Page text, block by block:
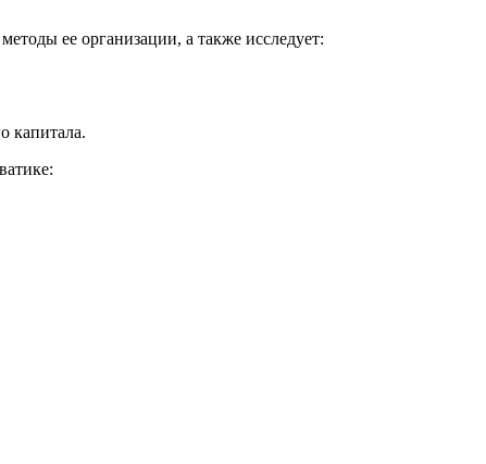
ее организации, а также исследует:
капитала.